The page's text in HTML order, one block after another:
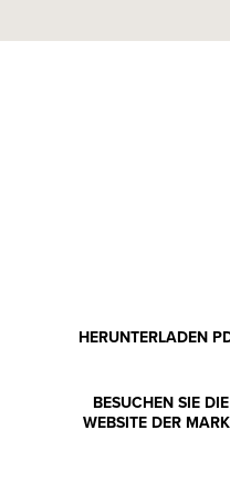
HERUNTERLADEN
BESUCHEN SIE DIE
WEBSITE DER